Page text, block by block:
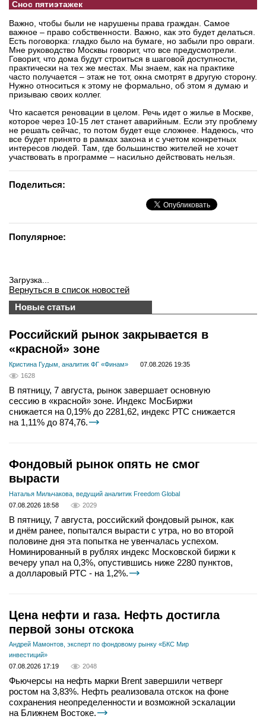
Снос пятиэтажек
Важно, чтобы были не нарушены права граждан. Самое
важное – право собственности. Важно, как это будет делаться.
Есть поговорка: гладко было на бумаге, но забыли про овраги.
Мне руководство Москвы говорит, что все предусмотрели.
Говорит, что дома будут строиться в шаговой доступности,
практически на тех же местах. Мы знаем, как на практике
часто получается – этаж не тот, окна смотрят в другую сторону.
Нужно относиться к этому не формально, об этом я думаю и
призываю своих коллег.
Что касается реновации в целом. Речь идет о жилье в Москве,
которое через 10-15 лет станет аварийным. Если эту проблему
не решать сейчас, то потом будет еще сложнее. Надеюсь, что
все будет принято в рамках закона и с учетом конкретных
интересов людей. Там, где большинство жителей не хочет
участвовать в программе – насильно действовать нельзя.
Поделиться:
Популярное:
Загрузка...
Вернуться в список новостей
Новые статьи
Российский рынок закрывается в
«красной» зоне
Кристина Гудым, аналитик ФГ «Финам»
07.08.2026 19:35
1628
В пятницу, 7 августа, рынок завершает основную
сессию в «красной» зоне. Индекс МосБиржи
снижается на 0,19% до 2281,62, индекс РТС снижается
на 1,11% до 874,76.
Фондовый рынок опять не смог
вырасти
Наталья Мильчакова, ведущий аналитик Freedom Global
07.08.2026 18:58
2029
В пятницу, 7 августа, российский фондовый рынок, как
и днём ранее, попытался вырасти с утра, но во второй
половине дня эта попытка не увенчалась успехом.
Номинированный в рублях индекс Московской биржи к
вечеру упал на 0,3%, опустившись ниже 2280 пунктов,
а долларовый РТС - на 1,2%.
Цена нефти и газа. Нефть достигла
первой зоны отскока
Андрей Мамонтов, эксперт по фондовому рынку «БКС Мир
инвестиций»
07.08.2026 17:19
2048
Фьючерсы на нефть марки Brent завершили четверг
ростом на 3,83%. Нефть реализовала отскок на фоне
сохранения неопределенности и возможной эскалации
на Ближнем Востоке.